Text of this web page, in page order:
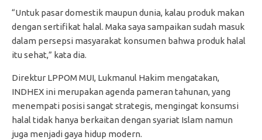
“Untuk pasar domestik maupun dunia, kalau produk makan
dengan sertifikat halal. Maka saya sampaikan sudah masuk
dalam persepsi masyarakat konsumen bahwa produk halal
itu sehat,” kata dia.
Direktur LPPOM MUI, Lukmanul Hakim mengatakan,
INDHEX ini merupakan agenda pameran tahunan, yang
menempati posisi sangat strategis, mengingat konsumsi
halal tidak hanya berkaitan dengan syariat Islam namun
juga menjadi gaya hidup modern.